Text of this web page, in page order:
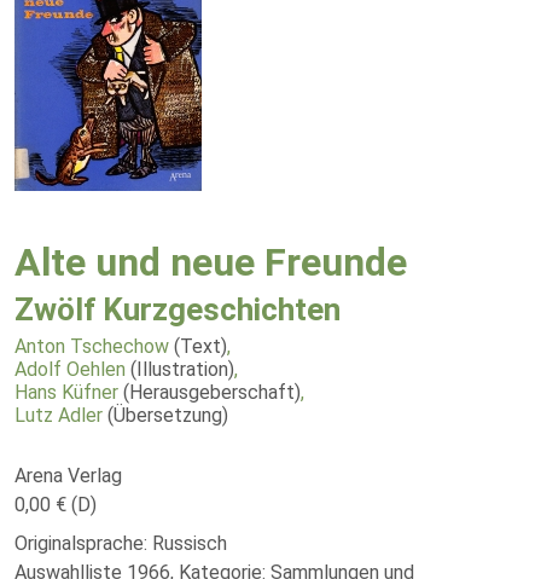
Alte und neue Freunde
Zwölf Kurzgeschichten
Anton Tschechow (Text),
Adolf Oehlen (Illustration),
Hans Küfner (Herausgeberschaft),
Lutz Adler (Übersetzung)
Arena Verlag
0,00 € (D)
Originalsprache: Russisch
Auswahlliste 1966, Kategorie: Sammlungen und